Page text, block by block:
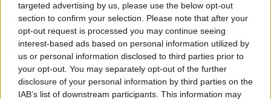
targeted advertising by us, please use the below opt-out
section to confirm your selection. Please note that after your
opt-out request is processed you may continue seeing
interest-based ads based on personal information utilized by
us or personal information disclosed to third parties prior to
your opt-out. You may separately opt-out of the further
disclosure of your personal information by third parties on the
IAB’s list of downstream participants. This information may
5 ricette di Carnevale salate ideali da cucinare per buffet e
feste in maschera, anche con bambini, con sfiziosi finger
food.
MARTINA PARENZAN